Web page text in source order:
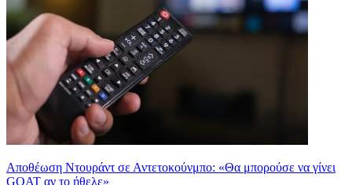
Αποθέωση Ντουράντ σε Αντετοκούνμπο: «Θα μπορούσε να γίνει
GOAT αν το ήθελε»